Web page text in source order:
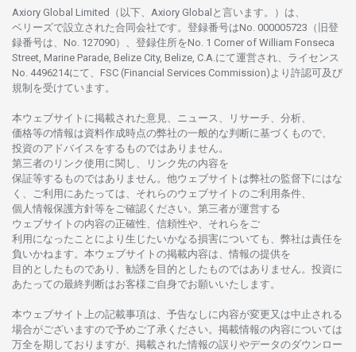
Axiory Global Limited（以下、Axiory Globalと言います。）は、
ベリーズで設立さ れた合同会社です。 登録番号はNo. 000005723（旧登
録番号は、No. 127090）、 登録住所をNo. 1 Corner of William Fonseca
Street, Marine Parade, Belize City, Belize, C.A.にて運営さ れ、 ライセンス
No. 4496214にて、FSC (Financial Services Commission)より 許認可及び
規制を受けています。
本ウェブサイトに掲載さ れた意見、ニュース、リサーチ、分析、
価格等の情報は資料作成時点の弊社の一般的な判断に基づくもので、
投資のアドバイスをするものではありません。
第三者の リンク使用に関し、 リンク先の内容を
保証等するものではありません。 他ウェブサイトは弊社の監督下にはな
く、 ご利用にあたっては、 それらのウェブサイトのご利用条件、
個人情報保護方針等をご確認ください。 第三者が運営する
ウェブサイトの内容の正確性、信頼性や、それらをご
利用になったことにより 生じたいかなる損害についても、 弊社は責任を
負いかねます。 本ウェブサイトの掲載内容は、 情報の提供を
目的としたものであり、 勧誘を 目的としたものではありません。 投資に
あたっての最終判断はお客様ご自身でお願いいたします。
本ウェブサイト 上の記載事項は、 予告なしに内容が変更又は中止さ れる
場合がございますので予めご了承ください。 掲載情報の内容については
万全を期しておりますが、 掲載さ れた情報の誤りやデータのダウンロー